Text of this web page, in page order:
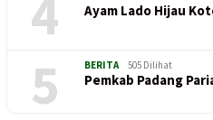
4 Ayam Lado Hijau
5 BERITA 505 Dilihat
Pemkab Padang